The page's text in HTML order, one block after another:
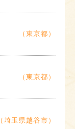
（東京都）
（東京都）
（埼玉県越谷市）